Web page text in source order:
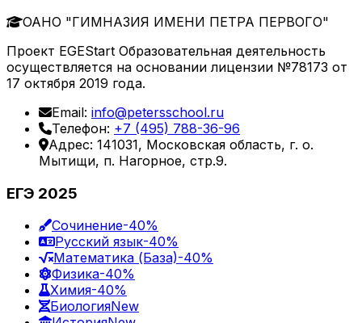
ОАНО "ГИМНАЗИЯ ИМЕНИ ПЕТРА ПЕРВОГО"
Проект EGEStart Образовательная деятельность
осуществляется на основании лицензии №78173 от
17 октября 2019 года.
Email: info@petersschool.ru
Телефон: +7 (495) 788-36-96
Адрес: 141031, Московская область, г. о.
Мытищи, п. Нагорное, стр.9.
ЕГЭ 2025
Сочинение-40%
Русский язык-40%
Математика (База)-40%
Физика-40%
Химия-40%
БиологияNew